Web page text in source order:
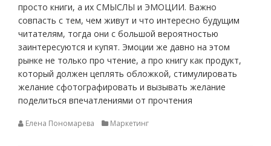
просто книги, а их СМЫСЛЫ и ЭМОЦИИ. Важно
совпасть с тем, чем живут и что интересно будущим
читателям, тогда они с большой вероятностью
заинтересуются и купят. Эмоции же давно на этом
рынке не только про чтение, а про книгу как продукт,
который должен цеплять обложкой, стимулировать
желание сфотографировать и вызывать желание
поделиться впечатлениями от прочтения
Елена Пономарева Маркетинг